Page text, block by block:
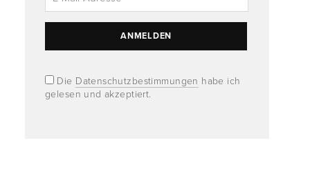
Die Datenschutzbestimmungen habe ich
gelesen und akzeptiert.